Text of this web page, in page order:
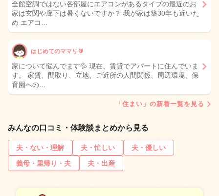
全館空調ではない各部屋にエアコンがあるタイプの最近のお
家は玄関や廊下は暑くないですか？ 我が家は築30年も近いた
め エアコ…
はじめてのママリ🔰
家について悩んでます💦 現在、賃貸でアパートに住んでいま
す。 家賃、間取り、立地、ご近所の人間関係、周辺環境、保
育園への…
「住まい」の新着一覧を見る
みんなの口コミ・体験談まとめから見る
夫・ない・理解 夫・忙しい
夫・優しい
義母・里帰り・夫
夫・出産